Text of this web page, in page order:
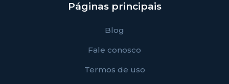
Páginas principais
Blog
Fale conosco
Termos de uso